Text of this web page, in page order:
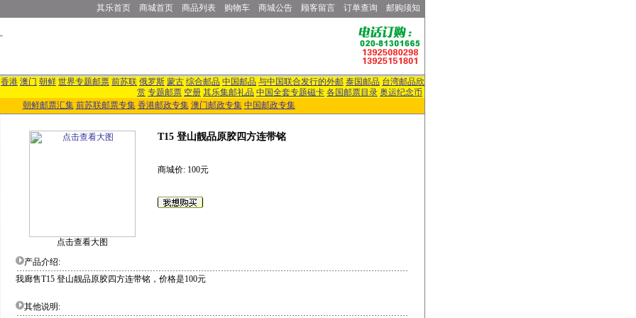
其乐首页 商城首页 商品列表 购物车 商城公告 顾客留言 订单查询 邮购须知
香港 澳门 朝鲜 世界专题邮票 前苏联 俄罗斯 蒙古 综合邮品 中国邮品 与中国联合发行的外邮 泰国邮品 台湾邮品欣
赏 专题邮票 空册 其乐集邮礼品 中国全套专题磁卡 各国邮票目录 奥运纪念币
朝鲜邮票汇集 前苏联邮票专集 香港邮政专集 澳门邮政专集 中国邮政专集
点击查看大图
T15 登山靓品原胶四方连带铭
商城价: 100元
产品介绍:
我廊售T15 登山靓品原胶四方连带铭，价格是100元
其他说明: